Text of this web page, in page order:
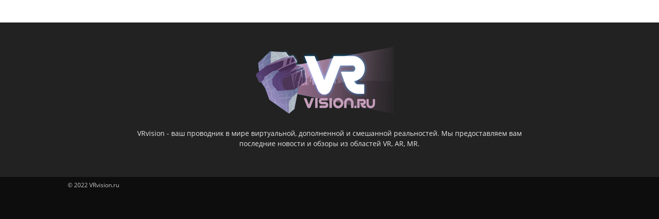
VRvision - ваш проводник в мире виртуальной, дополненной и смешанной реальностей. Мы предоставляем вам
последние новости и обзоры из областей VR, AR, MR.
© 2022 VRvision.ru